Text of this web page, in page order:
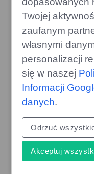
Przyszłość
Microsoft
gamecorner.pl
Twojej
zaufanym
własnymi
personalizacji
się w naszej
Informacji
danych.
Odrzuć
Akceptuj